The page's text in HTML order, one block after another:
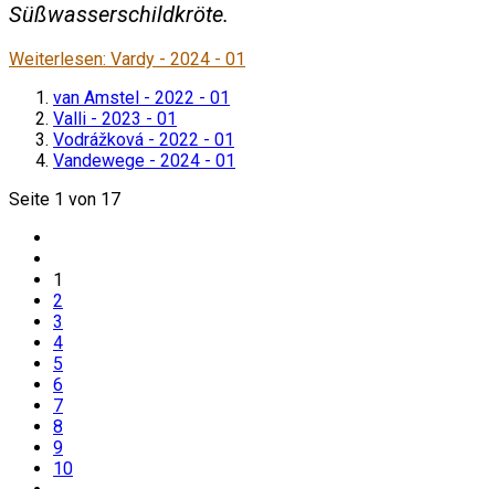
Süßwasserschildkröte.
Weiterlesen: Vardy - 2024 - 01
van Amstel - 2022 - 01
Valli - 2023 - 01
Vodrážková - 2022 - 01
Vandewege - 2024 - 01
Seite 1 von 17
1
2
3
4
5
6
7
8
9
10